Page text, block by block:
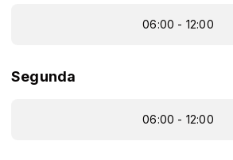
06:00 - 12:00
Segunda
06:00 - 12:00